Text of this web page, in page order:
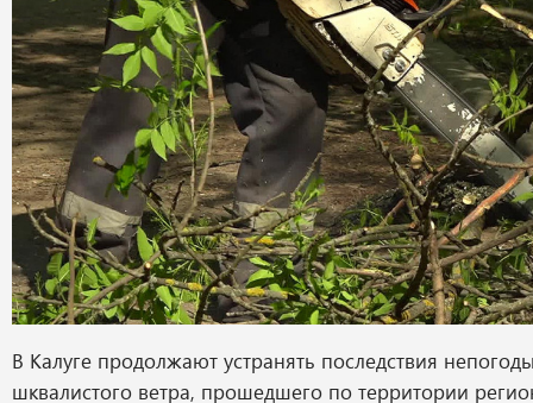
В Калуге продолжают устранять последствия
шквалистого ветра, прошедшего по территории